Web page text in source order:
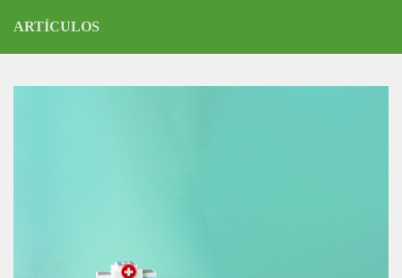
ARTÍCULOS